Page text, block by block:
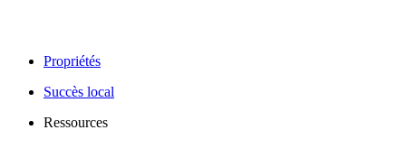
Propriétés
Succès local
Ressources